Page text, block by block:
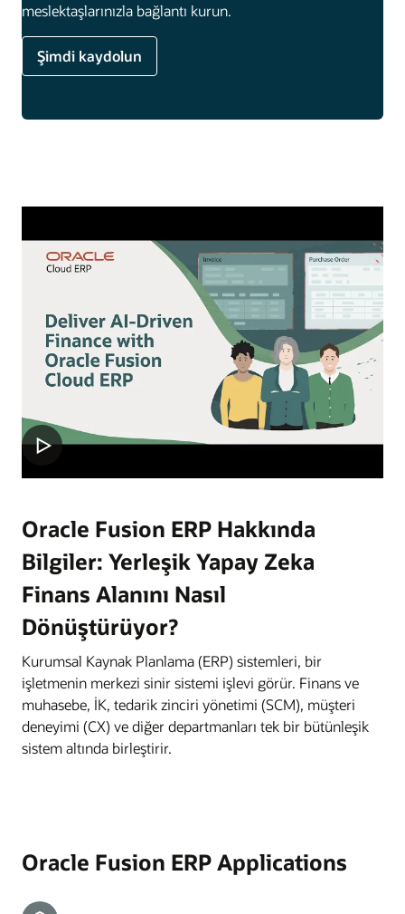
meslektaşlarınızla bağlantı kurun.
Şimdi kaydolun
Oracle Fusion ERP Hakkında
Bilgiler: Yerleşik Yapay Zeka
Finans Alanını Nasıl
Dönüştürüyor?
Kurumsal Kaynak Planlama (ERP) sistemleri, bir
işletmenin merkezi sinir sistemi işlevi görür. Finans ve
muhasebe, İK, tedarik zinciri yönetimi (SCM), müşteri
deneyimi (CX) ve diğer departmanları tek bir bütünleşik
sistem altında birleştirir.
Oracle Fusion ERP Applications